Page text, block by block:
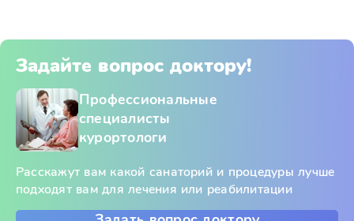
Задайте вопрос доктору!
Профессиональные
специалисты
курортологи
Расскажут вам какой санаторий и процедуры лучше
подходят вам для лечения или реабилитации